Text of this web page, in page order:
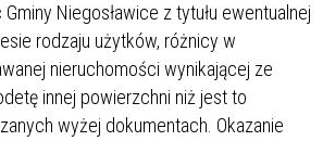
Niegosławice z tytułu ewentualnej
rodzaju użytków, różnicy w
nieruchomości wynikającej ze
innej powierzchni niż jest to
wyżej dokumentach. Okazanie